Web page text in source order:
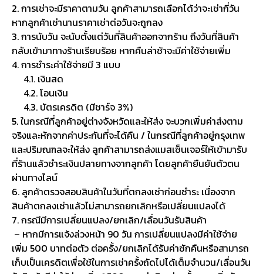
2. การเช่าจะมีราคาตามวัน ลูกค้าสามารถเลือกได้ว่าจะเช่ากี่วัน
หากลูกค้าเช่านานราคาเช่าต่อวันจะถูกลง
3. การนับวัน จะนับตั้งแต่วันที่สินค้าออกจากร้าน ถึงวันที่สินค้า
กลับเข้ามาทางร้านเรียบร้อย หากคืนล่าช้าจะมีค่าใช้จ่ายเพิ่ม
4. การชำระค่าใช้จ่ายมี 3 แบบ
4.1. เงินสด
4.2. โอนเงิน
4.3. บัตรเครดิต (มีชาร์จ 3%)
5. ในกรณีที่ลูกค้าอยู่ต่างจังหวัดและให้ส่ง จะบวกเพิ่มค่าส่งตาม
จริงและหักจากค่าประกันที่จะได้คืน / ในกรณีที่ลูกค้าอยู่กรุงเทพ
และปริมณฑลจะให้ส่ง ลูกค้าสามารถส่งแมสเซ็นเจอร์ให้เข้ามารับ
ที่ร้านแล้วชำระเงินปลายทางจากลูกค้า โดยลูกค้ายืนยันตัวตน
ผ่านทางไลน์
6. ลูกค้าตรวจสอบสินค้าในวันที่ตกลงเช่าก่อนชำระ เนื่องจาก
สินค้าตกลงเช่าแล้วไม่สามารถยกเลิกหรือเปลี่ยนแปลงได้
7. กรณีมีการเปลี่ยนแปลง/ยกเลิก/เลื่อนวันรับสินค้า
– หากมีการแจ้งล่วงหน้า 90 วัน การเปลี่ยนแปลงมีค่าใช้จ่าย
เพิ่ม 500 บาทต่อตัว ต่อครั้ง/ยกเลิกได้รับค่าซักคืนหรือสามารถ
เก็บเป็นเครดิตเพื่อใช้ในการเช่าครั้งถัดไปได้เต็มจำนวน/เลื่อนวัน